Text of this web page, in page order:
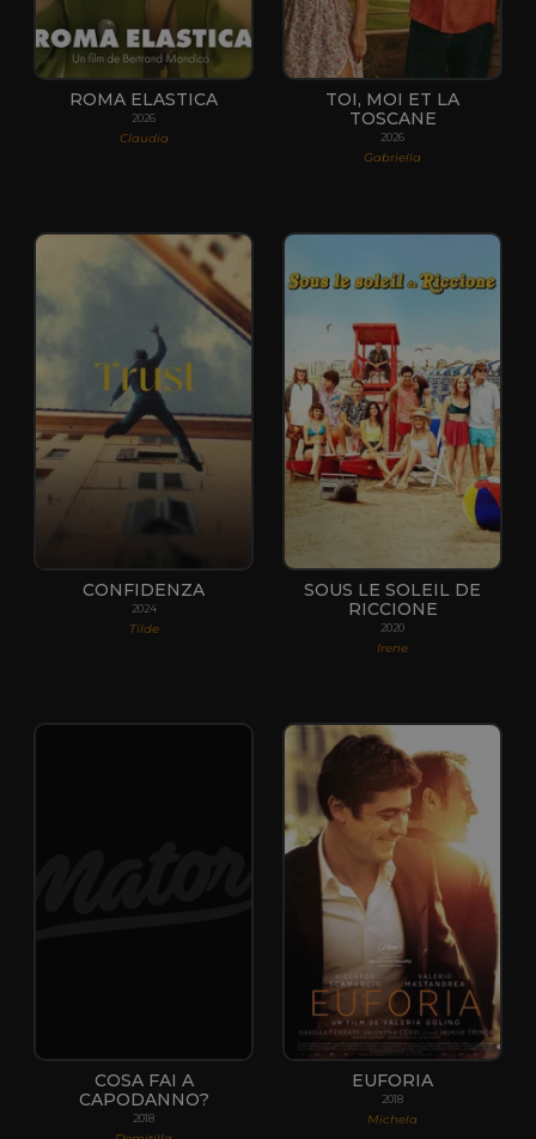
ROMA ELASTICA
2026
Claudia
TOI, MOI ET LA
TOSCANE
2026
Gabriella
CONFIDENZA
2024
Tilde
SOUS LE SOLEIL DE
RICCIONE
2020
Irene
COSA FAI A
CAPODANNO?
2018
EUFORIA
2018
Michela